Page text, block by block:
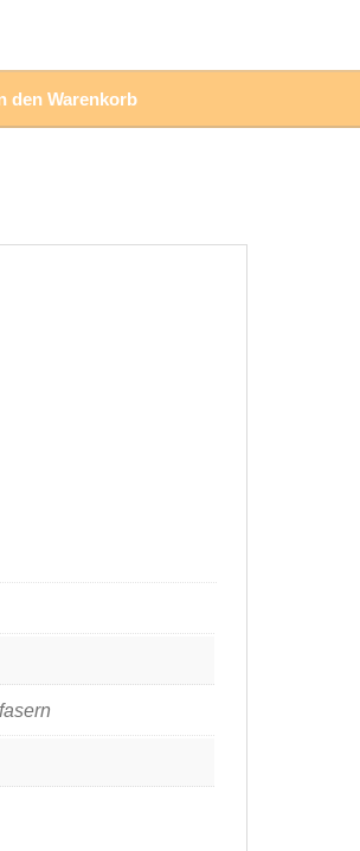
den Warenkorb